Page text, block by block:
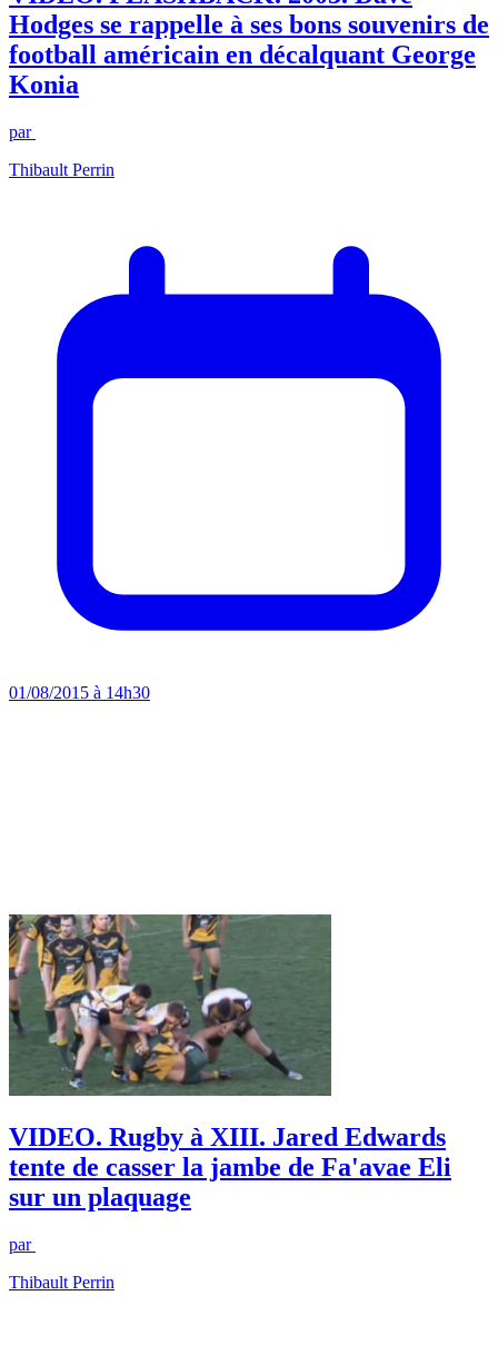
Hodges se rappelle à ses bons souvenirs de
football américain en décalquant George
Konia
par
Thibault Perrin
01/08/2015 à 14h30
VIDEO. Rugby à XIII. Jared Edwards
tente de casser la jambe de Fa'avae Eli
sur un plaquage
par
Thibault Perrin